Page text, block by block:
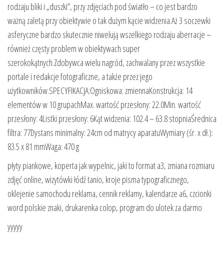
rodzaju bliki i „duszki”, przy zdjęciach pod światło – co jest bardzo
ważną zaletą przy obiektywie o tak dużym kącie widzenia.Aż 3 soczewki
asferyczne bardzo skutecznie niwelują wszelkiego rodzaju aberracje –
również częsty problem w obiektywach super
szerokokątnych.Zdobywca wielu nagród, zachwalany przez wszystkie
portale i redakcje fotograficzne, a także przez jego
użytkowników.SPECYFIKACJA:Ogniskowa: zmiennaKonstrukcja: 14
elementów w 10 grupachMax. wartość przesłony: 22.0Min. wartość
przesłony: 4Listki przesłony: 6Kąt widzenia: 102.4 – 63.8 stopniaŚrednica
filtra: 77Dystans minimalny: 24cm od matrycy aparatuWymiary (śr. x dł.):
83.5 x 81 mmWaga: 470 g
płyty piankowe, koperta jak wypelnic, jaki to format a3, zmiana rozmiaru
zdjęć online, wizytówki łódź tanio, kroje pisma typograficznego,
oklejenie samochodu reklama, cennik reklamy, kalendarze a6, czcionki
word polskie znaki, drukarenka colop, program do ulotek za darmo
yyyyy